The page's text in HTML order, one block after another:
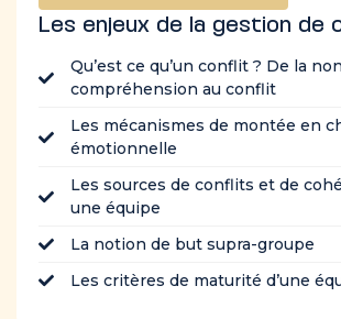
Les enjeux de la gestion de
Qu’est ce qu’un conflit ? De la
compréhension au conflit
Les mécanismes de montée en
émotionnelle
Les sources de conflits et de
une équipe
La notion de but supra-groupe
Les critères de maturité d’une